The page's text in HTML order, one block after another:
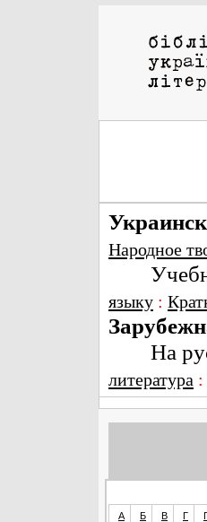
Народное
языку :
На
литература :
А Б В Г Ґ